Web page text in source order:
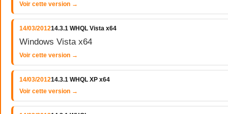
Voir cette version →
14/03/201214.3.1 WHQL Vista x64
Windows Vista x64
Voir cette version →
14/03/201214.3.1 WHQL XP x64
Voir cette version →